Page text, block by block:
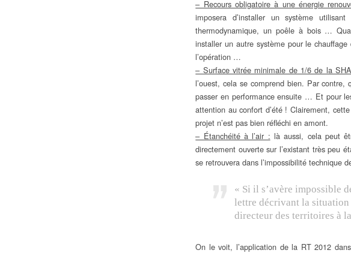
– Recours obligatoire à une énergie
imposera d’installer un système
thermodynamique, un poêle à bois …
installer un autre système pour le
l’opération …
– Surface vitrée minimale de 1/6 de la
l’ouest, cela se comprend bien. Par
passer en performance ensuite … Et pour
attention au confort d’été ! Clairement,
projet n’est pas bien réfléchi en amont.
– Étanchéité à l’air : là aussi, cela peut
directement ouverte sur l’existant très peu
se retrouvera dans l’impossibilité technique
« Si il s’avère impossible
lettre décrivant la situation
directeur des territoires à
On le voit, l’application de la RT 2012